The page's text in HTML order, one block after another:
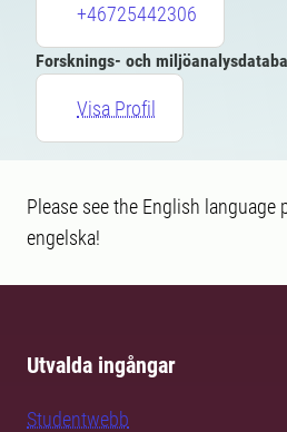
+46725442306
Forsknings- och
Visa Profil
Please see the English language
engelska!
Utvalda ingångar
Studentwebb